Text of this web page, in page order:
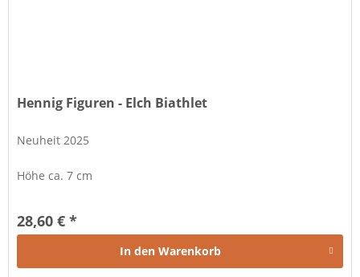
Hennig Figuren - Elch Biathlet
Neuheit 2025
Höhe ca. 7 cm
28,60 € *
In den Warenkorb